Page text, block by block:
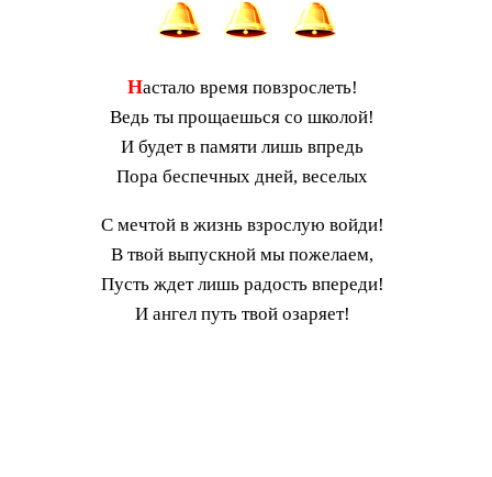
Настало время повзрослеть!
Ведь ты прощаешься со школой!
И будет в памяти лишь впредь
Пора беспечных дней, веселых
С мечтой в жизнь взрослую войди!
В твой выпускной мы пожелаем,
Пусть ждет лишь радость впереди!
И ангел путь твой озаряет!